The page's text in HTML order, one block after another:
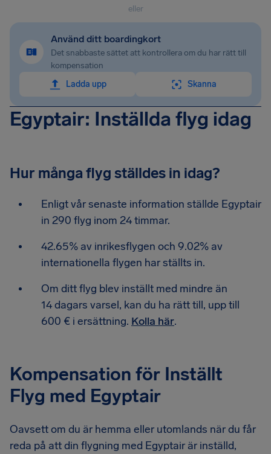
eller
Använd ditt boardingkort
Det snabbaste sättet att kontrollera om du har rätt till
kompensation
Ladda upp
Skanna
Egyptair: Inställda flyg idag
Hur många flyg ställdes in idag?
Enligt vår senaste information ställde Egyptair
in 290 flyg inom 24 timmar.
42.65% av inrikesflygen och 9.02% av
internationella flygen har ställts in.
Om ditt flyg blev inställt med mindre än
14 dagars varsel, kan du ha rätt till, upp till
600 € i ersättning. Kolla här.
Kompensation för Inställt
Flyg med Egyptair
Oavsett om du är hemma eller utomlands när du får
reda på att din flygning med Egyptair är inställd,